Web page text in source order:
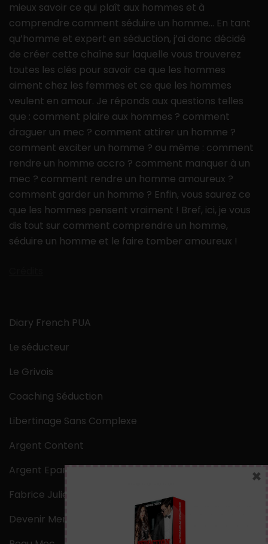
mieux savoir ce qui plaît aux hommes et à
comprendre comment séduire un homme… En tant
qu’homme et expert en séduction, j’ai donc décidé
de créer cette chaîne sur laquelle vous trouverez
toutes les clés pour savoir ce que les hommes
aiment chez les femmes et ce que les hommes
veulent en amour. Je réponds aux questions telles
que : comment plaire aux hommes ? comment
draguer un mec ? comment attirer un homme ?
comment exciter un homme ? ou même : comment
rendre un homme accro ? comment manquer à un
mec ? comment rendre un homme amoureux ?
comment garder un homme ? Enfin, vous saurez ce
que les hommes pensent vraiment ! Bref, ici, je vous
dis tout sur comment comprendre un homme,
séduire un homme et le faire tomber amoureux !
Diary French PUA
Le séducteur
Le Grivois
Coaching Séduction
Libertinage Sans Complexe
Argent Content
Argent Epargne
Fabrice Julien
Devenir Mentaliste
×